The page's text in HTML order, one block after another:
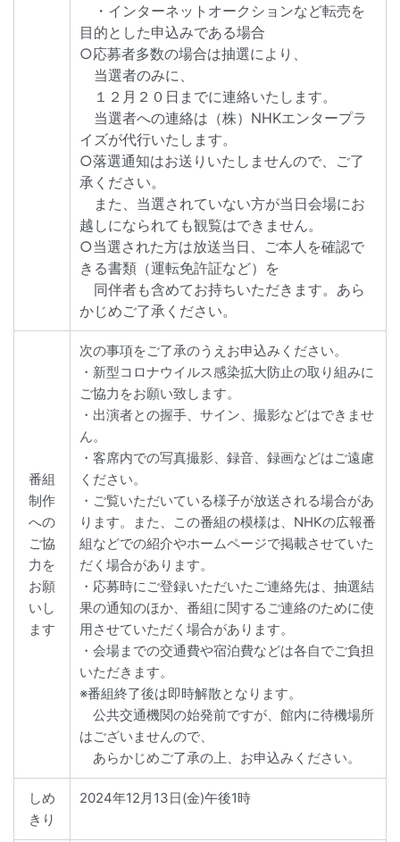
・インターネットオークションなど転売を
目的とした申込みである場合
○応募者多数の場合は抽選により、
当選者のみに、
１２月２０日までに連絡いたします。
当選者への連絡は（株）NHKエンタープラ
イズが代行いたします。
○落選通知はお送りいたしませんので、ご了
承ください。
また、当選されていない方が当日会場にお
越しになられても観覧はできません。
○当選された方は放送当日、ご本人を確認で
きる書類（運転免許証など）を
同伴者も含めてお持ちいただきます。あら
かじめご了承ください。
番組
制作
への
ご協
力を
お願
いし
ます
次の事項をご了承のうえお申込みください。
・新型コロナウイルス感染拡大防止の取り組みに
ご協力をお願い致します。
・出演者との握手、サイン、撮影などはできませ
ん。
・客席内での写真撮影、録音、録画などはご遠慮
ください。
・ご覧いただいている様子が放送される場合があ
ります。また、この番組の模様は、NHKの広報番
組などでの紹介やホームページで掲載させていた
だく場合があります。
・応募時にご登録いただいたご連絡先は、抽選結
果の通知のほか、番組に関するご連絡のために使
用させていただく場合があります。
・会場までの交通費や宿泊費などは各自でご負担
いただきます。
※番組終了後は即時解散となります。
公共交通機関の始発前ですが、館内に待機場所
はございませんので、
あらかじめご了承の上、お申込みください。
しめ
きり
2024年12月13日(金)午後1時